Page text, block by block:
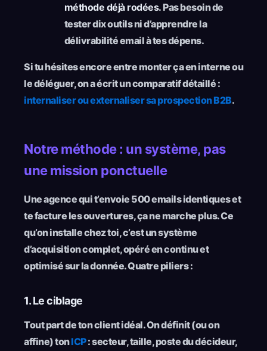
méthode déjà rodées. Pas besoin de
tester dix outils ni d’apprendre la
délivrabilité email à tes dépens.
Si tu hésites encore entre monter ça en interne ou
le déléguer, on a écrit un comparatif détaillé :
internaliser ou externaliser sa prospection B2B.
Notre méthode : un système, pas
une mission ponctuelle
Une agence qui t’envoie 500 emails identiques et
te facture les ouvertures, ça ne marche plus. Ce
qu’on installe chez toi, c’est un système
d’acquisition complet, opéré en continu et
optimisé sur la donnée. Quatre piliers :
1. Le ciblage
Tout part de ton client idéal. On définit (ou on
affine) tonICP: secteur, taille, poste du décideur,